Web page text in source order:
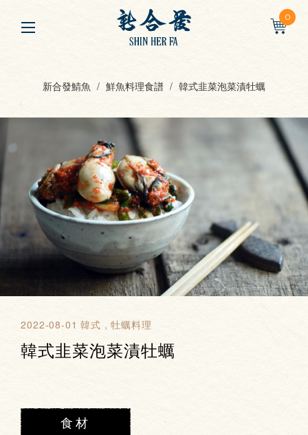
0
新合發鯖魚 鮮魚料理食譜 韓式韭菜泡菜漬牡蠣
2022-08-01 韓式 牡蠣料理
韓式韭菜泡菜漬牡蠣
食材